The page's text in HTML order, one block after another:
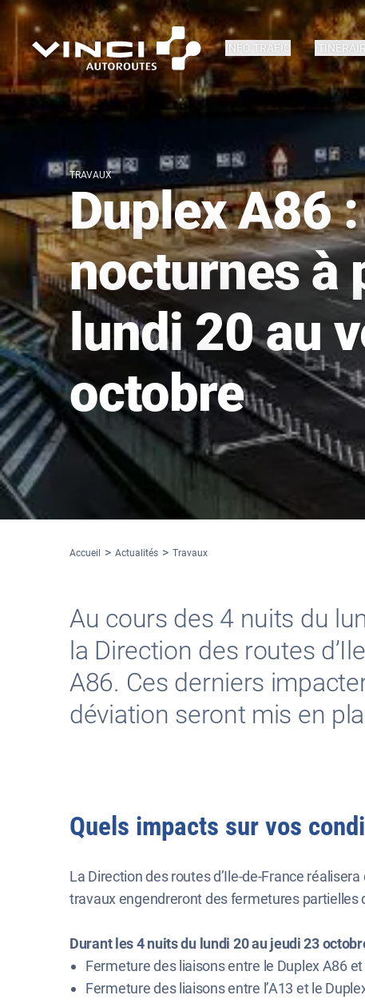
INFO TRAFIC
TRAVAUX
Duplex A86
nocturnes à
lundi 20 au
octobre
Accueil Actualités Travaux
Au cours des 4 nuits du
la Direction des routes
A86. Ces derniers
déviation seront mis en
Quels impacts sur vos
La Direction des routes d’Ile-de-France
travaux engendreront des fermetures partielles
Durant les 4 nuits du lundi 20 au jeudi 23
Fermeture des liaisons entre le Duplex A86
Fermeture des liaisons entre l’A13 et le